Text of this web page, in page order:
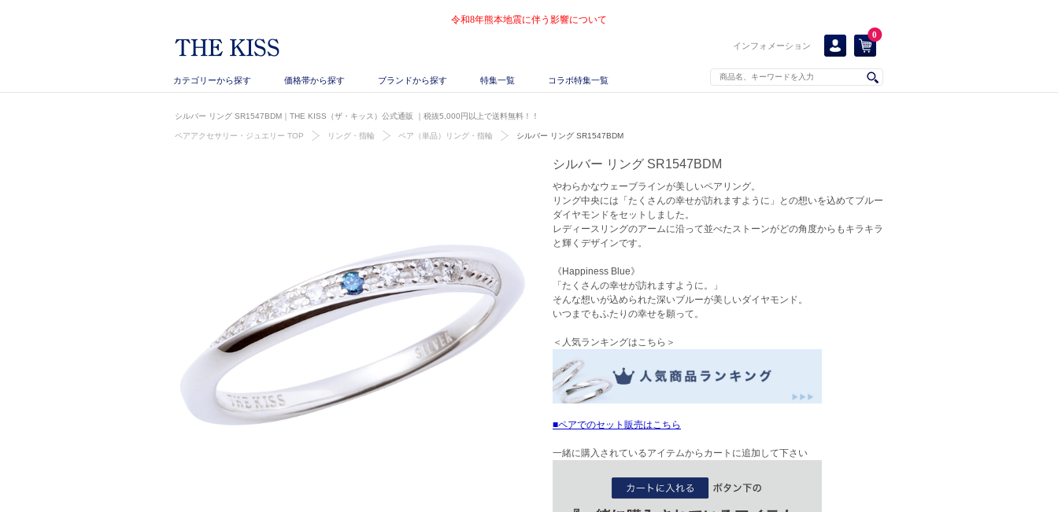
令和8年熊本地震に伴う影響について
インフォメーション
0
カテゴリーから探す 価格帯から探す ブランドから探す 特集一覧 コラボ特集一覧
シルバー リング SR1547BDM｜THE KISS（ザ・キッス）公式通販 ｜税抜5,000円以上で送料無料！！
ペアアクセサリー・ジュエリー TOP リング・指輪 ペア（単品）リング・指輪 シルバー リング SR1547BDM
シルバー リング SR1547BDM
やわらかなウェーブラインが美しいペアリング。
リング中央には「たくさんの幸せが訪れますように」との想いを込めてブルー
ダイヤモンドをセットしました。
レディースリングのアームに沿って並べたストーンがどの角度からもキラキラ
と輝くデザインです。
《Happiness Blue》
「たくさんの幸せが訪れますように。」
そんな想いが込められた深いブルーが美しいダイヤモンド。
いつまでもふたりの幸せを願って。
＜人気ランキングはこちら＞
ペアでのセット販売はこちら
一緒に購入されているアイテムからカートに追加して下さい